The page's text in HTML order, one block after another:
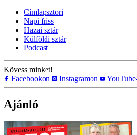
Címlapsztori
Napi friss
Hazai sztár
Külföldi sztár
Podcast
Kövess minket!
Facebookon
Instagramon
Ajánló